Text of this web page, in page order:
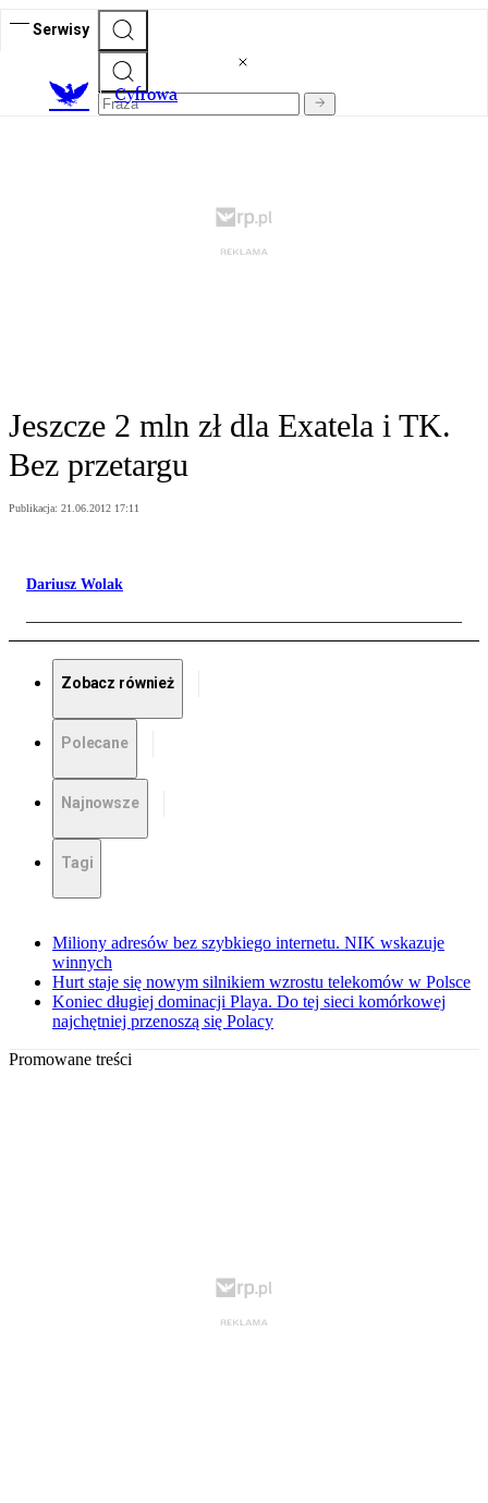
Serwisy
Cyfrowa
Jeszcze 2 mln zł dla Exatela i TK.
Bez przetargu
Publikacja: 21.06.2012 17:11
Dariusz Wolak
Zobacz również
Polecane
Najnowsze
Tagi
Miliony adresów bez szybkiego internetu. NIK wskazuje
winnych
Hurt staje się nowym silnikiem wzrostu telekomów w Polsce
Koniec długiej dominacji Playa. Do tej sieci komórkowej
najchętniej przenoszą się Polacy
Promowane treści